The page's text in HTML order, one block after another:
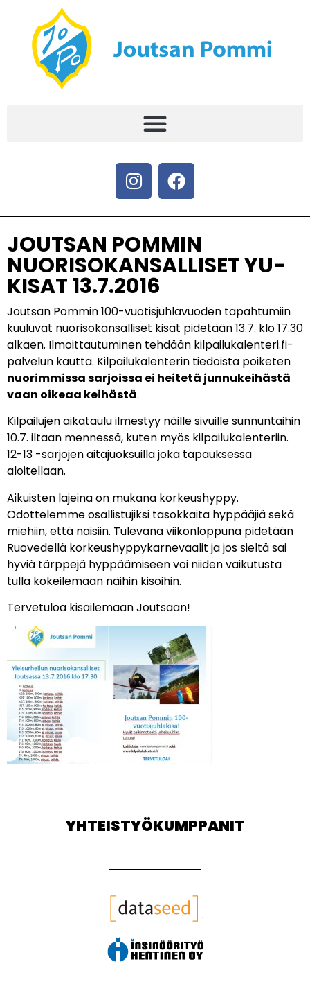
JOUTSAN POMMIN
NUORISOKANSALLISET YU-
KISAT 13.7.2016
Joutsan Pommin 100-vuotisjuhlavuoden tapahtumiin
kuuluvat nuorisokansalliset kisat pidetään 13.7. klo 17.30
alkaen. Ilmoittautuminen tehdään kilpailukalenteri.fi-
palvelun kautta. Kilpailukalenterin tiedoista poiketen
nuorimmissa sarjoissa ei heitetä junnukeihästä
vaan oikeaa keihästä.
Kilpailujen aikataulu ilmestyy näille sivuille sunnuntaihin
10.7. iltaan mennessä, kuten myös kilpailukalenteriin.
12-13 -sarjojen aitajuoksuilla joka tapauksessa
aloitellaan.
Aikuisten lajeina on mukana korkeushyppy.
Odottelemme osallistujiksi tasokkaita hyppääjiä sekä
miehiin, että naisiin. Tulevana viikonloppuna pidetään
Ruovedellä korkeushyppykarnevaalit ja jos sieltä sai
hyviä tärppejä hyppäämiseen voi niiden vaikutusta
tulla kokeilemaan näihin kisoihin.
Tervetuloa kisailemaan Joutsaan!
YHTEISTYÖKUMPPANIT